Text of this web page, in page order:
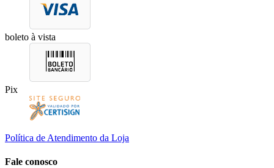
boleto à vista
Pix
Política de Atendimento da Loja
Fale conosco